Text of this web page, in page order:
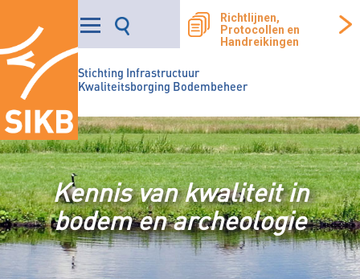
Stichting Infrastructuur
Kwaliteitsborging Bodembeheer
Richtlijnen,
Protocollen en
Handreikingen
Kennis van kwaliteit in
bodem en archeologie